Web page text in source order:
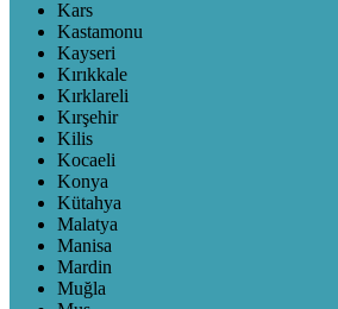
Kars
Kastamonu
Kayseri
Kırıkkale
Kırklareli
Kırşehir
Kilis
Kocaeli
Konya
Kütahya
Malatya
Manisa
Mardin
Muğla